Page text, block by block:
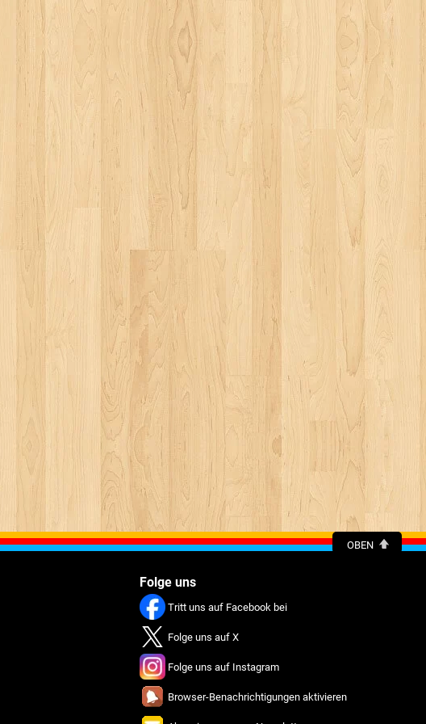
OBEN
Folge uns
Tritt uns auf Facebook bei
Folge uns auf X
Folge uns auf Instagram
Browser-Benachrichtigungen aktivieren